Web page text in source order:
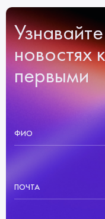
новостях
первыми
ФИО
ПОЧТА